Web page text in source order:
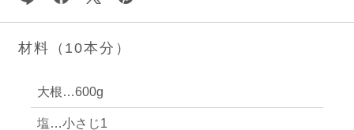
材料（10本分）
大根…600g
塩…小さじ1